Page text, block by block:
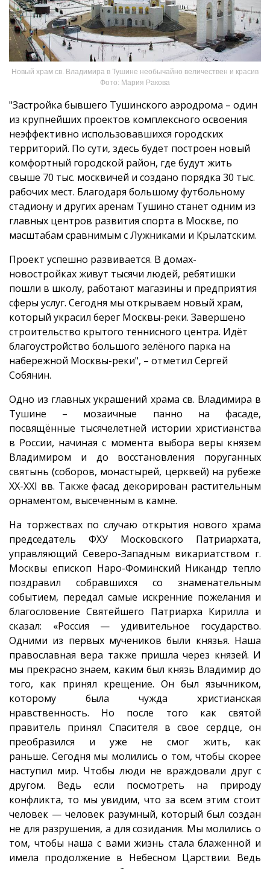
Новый храм св. Владимира в Тушине необычайно величествен и красив
Фото: Мария Ракова
"Застройка бывшего Тушинского аэродрома – один
из крупнейших проектов комплексного освоения
неэффективно использовавшихся городских
территорий. По сути, здесь будет построен новый
комфортный городской район, где будут жить
свыше 70 тыс. москвичей и создано порядка 30 тыс.
рабочих мест. Благодаря большому футбольному
стадиону и других аренам Тушино станет одним из
главных центров развития спорта в Москве, по
масштабам сравнимым с Лужниками и Крылатским.
Проект успешно развивается. В домах-
новостройках живут тысячи людей, ребятишки
пошли в школу, работают магазины и предприятия
сферы услуг. Сегодня мы открываем новый храм,
который украсил берег Москвы-реки. Завершено
строительство крытого теннисного центра. Идёт
благоустройство большого зелёного парка на
набережной Москвы-реки", – отметил Сергей
Собянин.
Одно из главных украшений храма св. Владимира в
Тушине – мозаичные панно на фасаде,
посвящённые тысячелетней истории христианства
в России, начиная с момента выбора веры князем
Владимиром и до восстановления поруганных
святынь (соборов, монастырей, церквей) на рубеже
ХХ-ХХI вв. Также фасад декорирован растительным
орнаментом, высеченным в камне.
На торжествах по случаю открытия нового храма
председатель ФХУ Московского Патриархата,
управляющий Северо-Западным викариатством г.
Москвы епископ Наро-Фоминский Никандр тепло
поздравил собравшихся со знаменательным
событием, передал самые искренние пожелания и
благословение Святейшего Патриарха Кирилла и
сказал: «Россия — удивительное государство.
Одними из первых мучеников были князья. Наша
православная вера также пришла через князей. И
мы прекрасно знаем, каким был князь Владимир до
того, как принял крещение. Он был язычником,
которому была чужда христианская
нравственность. Но после того как святой
правитель принял Спасителя в свое сердце, он
преобразился и уже не смог жить, как
раньше. Сегодня мы молились о том, чтобы скорее
наступил мир. Чтобы люди не враждовали друг с
другом. Ведь если посмотреть на природу
конфликта, то мы увидим, что за всем этим стоит
человек — человек разумный, который был создан
не для разрушения, а для созидания. Мы молились о
том, чтобы наша с вами жизнь стала блаженной и
имела продолжение в Небесном Царствии. Ведь